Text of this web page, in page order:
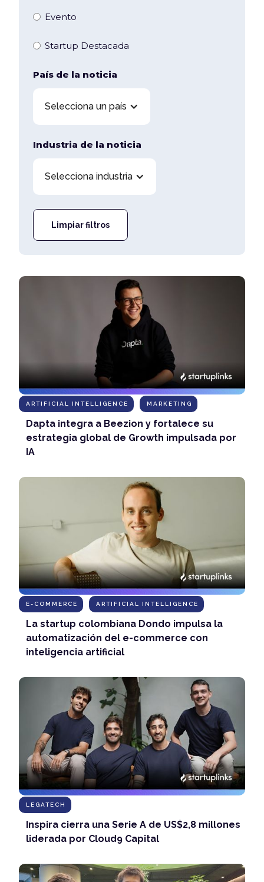
Evento
Startup Destacada
País de la noticia
Selecciona un país
Industria de la noticia
Selecciona industria
Limpiar filtros
ARTIFICIAL INTELLIGENCE MARKETING
Dapta integra a Beezion y fortalece su
estrategia global de Growth impulsada por
IA
E-COMMERCE ARTIFICIAL INTELLIGENCE
La startup colombiana Dondo impulsa la
automatización del e-commerce con
inteligencia artificial
LEGATECH
Inspira cierra una Serie A de US$2,8 millones
liderada por Cloud9 Capital